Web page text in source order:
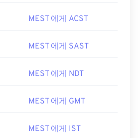
MEST 에게 ACST
MEST 에게 SAST
MEST 에게 NDT
MEST 에게 GMT
MEST 에게 IST